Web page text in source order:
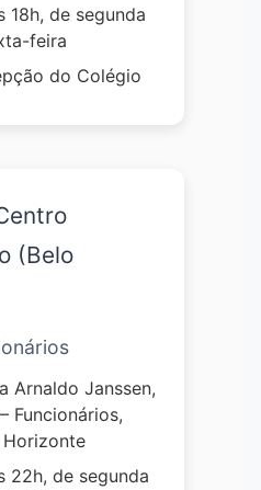
18h, de segunda
feira
do Colégio
(Belo
Arnaldo Janssen,
Funcionários,
Horizonte
22h, de segunda